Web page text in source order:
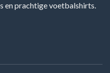
en prachtige voetbalshirts.